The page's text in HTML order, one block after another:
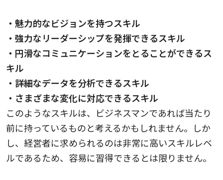
・魅力的なビジョンを持つスキル
・強力なリーダーシップを発揮できるスキル
・円滑なコミュニケーションをとることができるス
キル
・詳細なデータを分析できるスキル
・さまざまな変化に対応できるスキル
このようなスキルは、ビジネスマンであれば当たり
前に持っているものと考えるかもしれません。しか
し、経営者に求められるのは非常に高いスキルレベ
ルであるため、容易に習得できるとは限りません。